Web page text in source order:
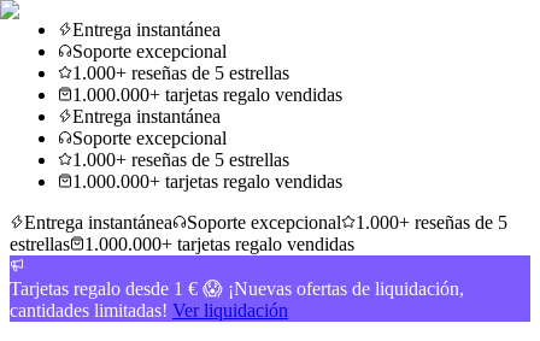
Entrega instantánea
Soporte excepcional
1.000+ reseñas de 5 estrellas
1.000.000+ tarjetas regalo vendidas
Entrega instantánea
Soporte excepcional
1.000+ reseñas de 5 estrellas
1.000.000+ tarjetas regalo vendidas
Entrega instantánea
Soporte excepcional
1.000+ reseñas de 5
estrellas
1.000.000+ tarjetas regalo vendidas
Tarjetas regalo desde 1 € 😱 ¡Nuevas ofertas de liquidación,
cantidades limitadas! Ver liquidación